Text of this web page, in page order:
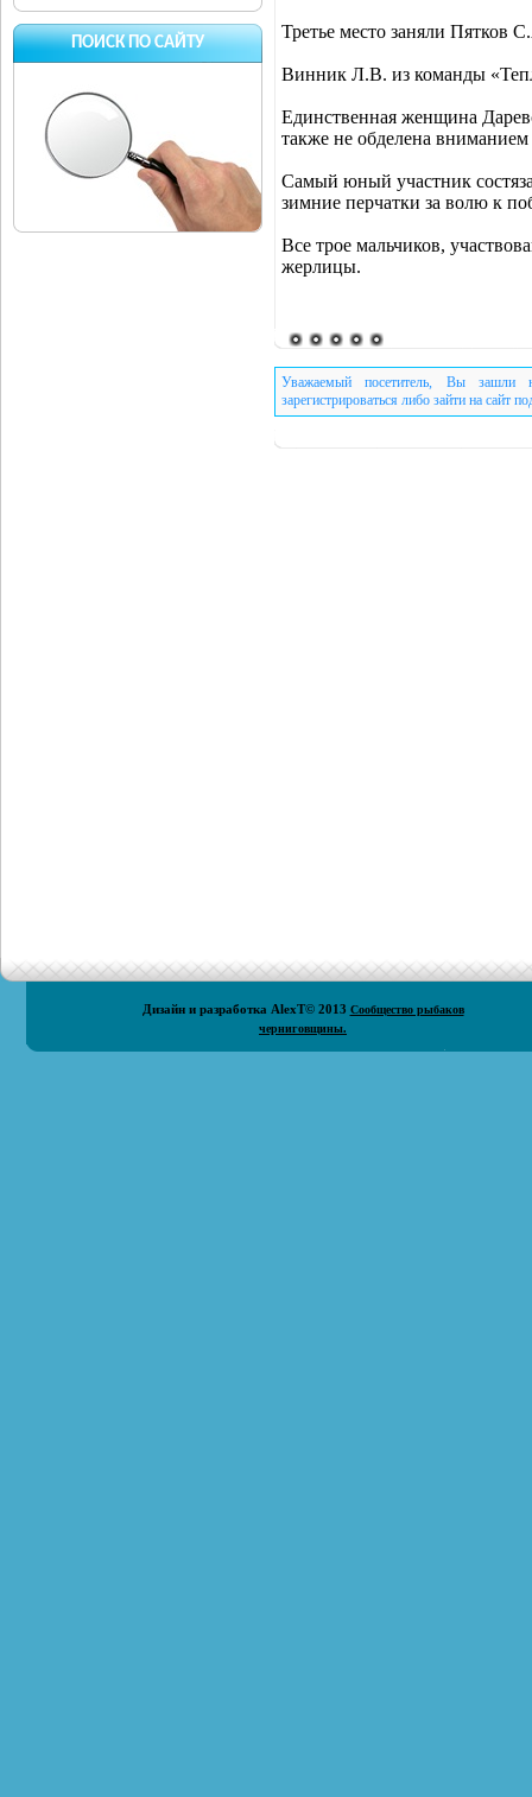
ПОИСК ПО САЙТУ
Третье место заняли Пятков
Винник Л.В. из команды
Единственная женщина
также не обделена
Самый юный участник
зимние перчатки за волю к
Все трое мальчиков,
жерлицы.
Уважаемый посетитель, Вы зашли
зарегистрироваться либо зайти на сайт
Дизайн и разработка AlexT© 2013 Сообщество рыбаков
черниговщины.